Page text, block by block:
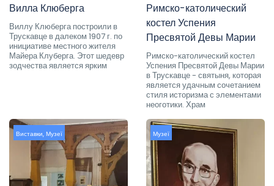
Вилла Клюберга
Виллу Клюберга построили в
Трускавце в далеком 1907 г. по
инициативе местного жителя
Майера Клуберга. Этот шедевр
зодчества является ярким
Римско-католический
костел Успения
Пресвятой Девы Марии
Римско-католический костел
Успения Пресвятой Девы Марии
в Трускавце - святыня, которая
является удачным сочетанием
стиля историзма с элементами
неоготики. Храм
Виставки, Музеї Музеї